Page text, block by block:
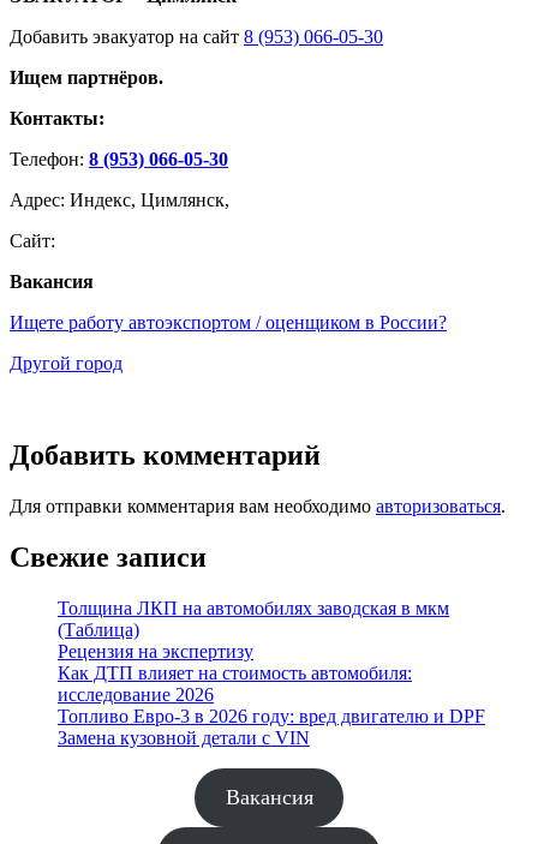
Добавить эвакуатор на сайт 8 (953) 066-05-30
Ищем партнёров.
Контакты:
Телефон: 8 (953) 066-05-30
Адрес: Индекс, Цимлянск,
Сайт:
Вакансия
Ищете работу автоэкспортом / оценщиком в России?
Другой город
Добавить комментарий
Для отправки комментария вам необходимо авторизоваться.
Свежие записи
Толщина ЛКП на автомобилях заводская в мкм
(Таблица)
Рецензия на экспертизу
Как ДТП влияет на стоимость автомобиля:
исследование 2026
Топливо Евро-3 в 2026 году: вред двигателю и DPF
Замена кузовной детали с VIN
Вакансия